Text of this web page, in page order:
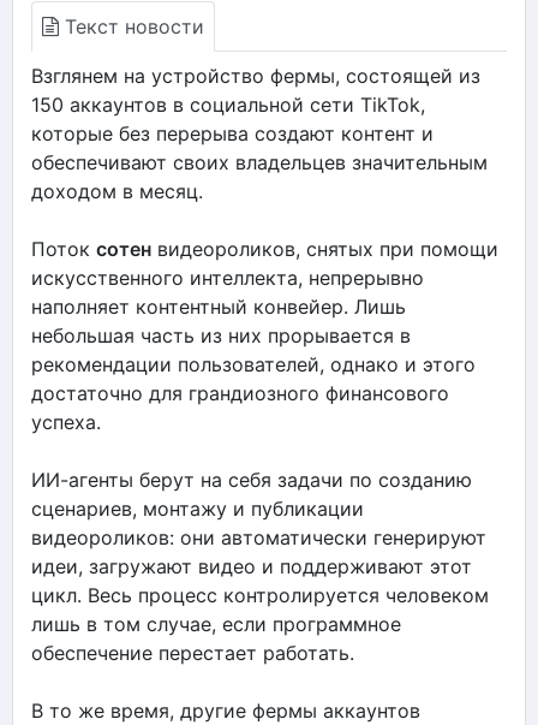
Текст новости
Взглянем на устройство фермы, состоящей из
150 аккаунтов в социальной сети TikTok,
которые без перерыва создают контент и
обеспечивают своих владельцев значительным
доходом в месяц.
Поток сотен видеороликов, снятых при помощи
искусственного интеллекта, непрерывно
наполняет контентный конвейер. Лишь
небольшая часть из них прорывается в
рекомендации пользователей, однако и этого
достаточно для грандиозного финансового
успеха.
ИИ-агенты берут на себя задачи по созданию
сценариев, монтажу и публикации
видеороликов: они автоматически генерируют
идеи, загружают видео и поддерживают этот
цикл. Весь процесс контролируется человеком
лишь в том случае, если программное
обеспечение перестает работать.
В то же время, другие фермы аккаунтов